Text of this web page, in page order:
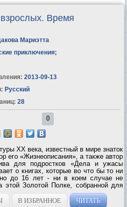
Время
Мариэтта
приключения;
2013-09-13
Русский
28
0
ХХ века, известный в мире знаток
его «Жизнеописания», а также автор
для подростков «Дела и ужасы
о книгах, которые во что бы то ни
до 16 лет - ни в коем случае не
этой Золотой Полке, собранной для
так хитро написаны, что если вы
В ИЗБРАННОЕ ЧИТАТЬ